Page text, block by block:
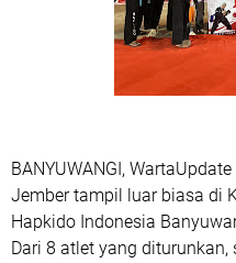
BANYUWANGI,
Jember tampil luar biasa di
Hapkido Indonesia
Dari 8 atlet yang